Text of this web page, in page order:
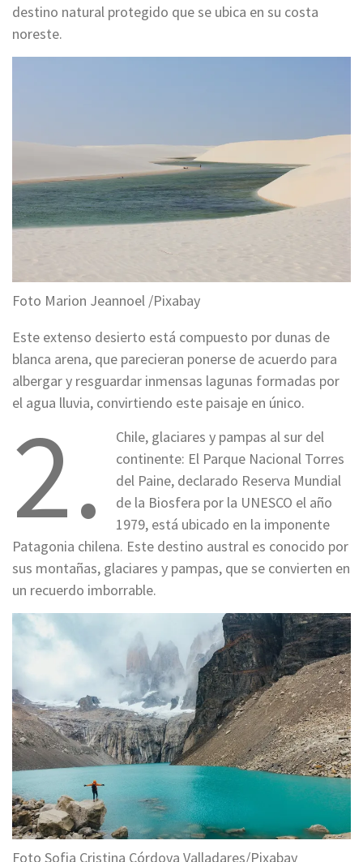
destino natural protegido que se ubica en su costa
noreste.
Foto Marion Jeannoel /Pixabay
Este extenso desierto está compuesto por dunas de
blanca arena, que parecieran ponerse de acuerdo para
albergar y resguardar inmensas lagunas formadas por
el agua lluvia, convirtiendo este paisaje en único.
2.
Chile, glaciares y pampas al sur del
continente: El Parque Nacional Torres
del Paine, declarado Reserva Mundial
de la Biosfera por la UNESCO el año
1979, está ubicado en la imponente
Patagonia chilena. Este destino austral es conocido por
sus montañas, glaciares y pampas, que se convierten en
un recuerdo imborrable.
Foto Sofia Cristina Córdova Valladares/Pixabay